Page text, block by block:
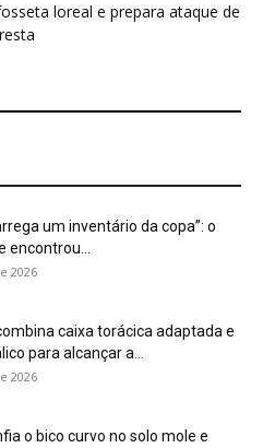
loreal e prepara ataque de
um inventário da copa”: o
2026
caixa torácica adaptada e
para alcançar a...
2026
o bico curvo no solo mole e